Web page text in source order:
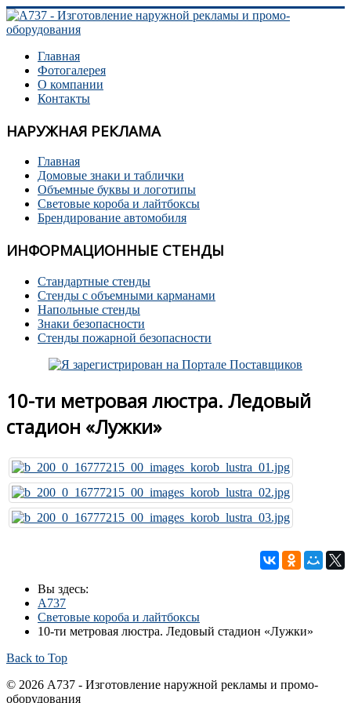
Главная
Фотогалерея
О компании
Контакты
НАРУЖНАЯ РЕКЛАМА
Главная
Домовые знаки и таблички
Объемные буквы и логотипы
Световые короба и лайтбоксы
Брендирование автомобиля
ИНФОРМАЦИОННЫЕ СТЕНДЫ
Стандартные стенды
Стенды с объемными карманами
Напольные стенды
Знаки безопасности
Стенды пожарной безопасности
10-ти метровая люстра. Ледовый
стадион «Лужки»
Вы здесь:
A737
Световые короба и лайтбоксы
10-ти метровая люстра. Ледовый стадион «Лужки»
Back to Top
© 2026 А737 - Изготовление наружной рекламы и промо-
оборудования